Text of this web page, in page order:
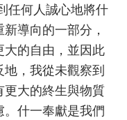
任何人誠心地將什
導向的一部分，
的自由，並因此
，我從未觀察到
大的終生與物質
什一奉獻是我們